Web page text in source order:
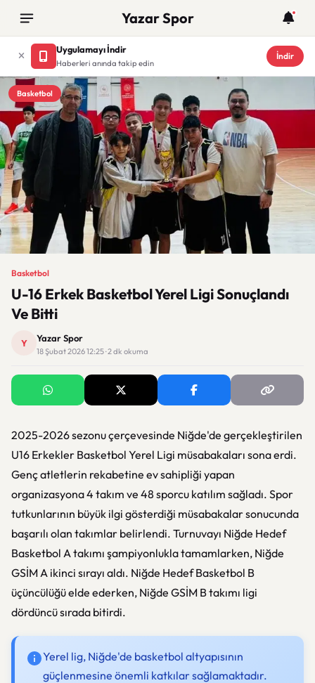
Yazar Spor
Uygulamayı İndir
Haberleri anında takip edin
İndir
Basketbol
Basketbol
U-16 Erkek Basketbol Yerel Ligi Sonuçlandı
Ve Bitti
Y Yazar Spor
18 Şubat 2026 12:25 · 2 dk okuma
2025-2026 sezonu çerçevesinde Niğde'de gerçekleştirilen
U16 Erkekler Basketbol Yerel Ligi müsabakaları sona erdi.
Genç atletlerin rekabetine ev sahipliği yapan
organizasyona 4 takım ve 48 sporcu katılım sağladı. Spor
tutkunlarının büyük ilgi gösterdiği müsabakalar sonucunda
başarılı olan takımlar belirlendi. Turnuvayı Niğde Hedef
Basketbol A takımı şampiyonlukla tamamlarken, Niğde
GSİM A ikinci sırayı aldı. Niğde Hedef Basketbol B
üçüncülüğü elde ederken, Niğde GSİM B takımı ligi
dördüncü sırada bitirdi.
Yerel lig, Niğde'de basketbol altyapısının
güçlenmesine önemli katkılar sağlamaktadır.